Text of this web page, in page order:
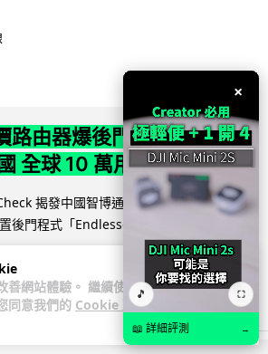
善網站體驗。 繼續使用
同意我們的 Cookie 政
路由器爆後門 每 35 秒自
全球 10 萬用家私隱堪憂
揭發中國智博通電子（Zbtlink）生產
後門程式「Endlessdoors」（無盡...
分享
×
🎵 ⛶
📖 詳細評測 →